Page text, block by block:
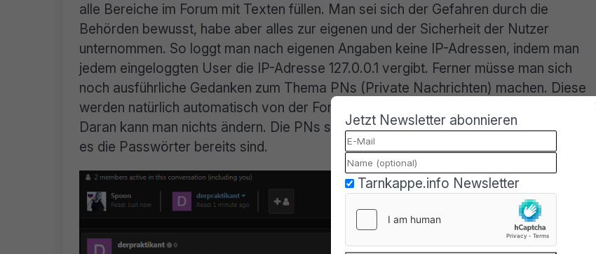
alle Bereiche im Forum mit Texten füllen. Man sei sich der Gefahren durch die
Behörden bewusst, habe aber alles zur eigenen und der Sicherheit der Nutzer
unternommen. So loggt man nach eigenen Angaben keine IP-Adressen, indem man
jedem eingeloggten User die IP-Adresse 127.0.0.1 vergibt. Ferner müsse man sich
noch ausführliche Gedanken zum Thema PNs (Private Nachrichten) machen. Diese
werden natürlich automatisch von der Forensoftware in der Datenbank gespeichert.
Daran kann man nichts ändern. Die PNs sollen aber künftig gehasht werden, so wie
es die Passwörter bereits sind.
Jetzt Newsletter abonnieren
Tarnkappe.info Newsletter